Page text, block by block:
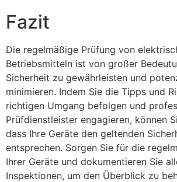
Fazit
Die regelmäßige Prüfung von
Betriebsmitteln ist von großer
Sicherheit zu gewährleisten und
minimieren. Indem Sie die Tipps und
richtigen Umgang befolgen und
Prüfdienstleister engagieren, können
dass Ihre Geräte den geltenden
entsprechen. Sorgen Sie für die
Ihrer Geräte und dokumentieren Sie
Inspektionen, um den Überblick zu